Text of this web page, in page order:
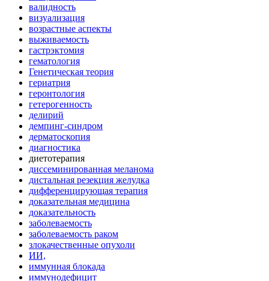
валидность
визуализация
возрастные аспекты
выживаемость
гастрэктомия
гематология
Генетическая теория
гериатрия
геронтология
гетерогенность
делирий
демпинг-синдром
дерматоскопия
диагностика
диетотерапия
диссеминированная меланома
дистальная резекция желудка
дифференцирующая терапия
доказательная медицина
доказательность
заболеваемость
заболеваемость раком
злокачественные опухоли
ИИ,
иммунная блокада
иммунодефицит